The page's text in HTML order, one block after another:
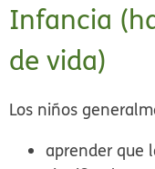
Infancia
de vida)
Los niños
aprender que